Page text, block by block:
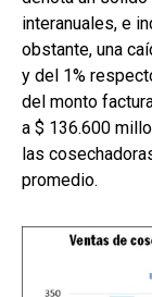
interanuales, e
obstante, una
y del 1%
del monto
a $ 136.600
las
promedio.